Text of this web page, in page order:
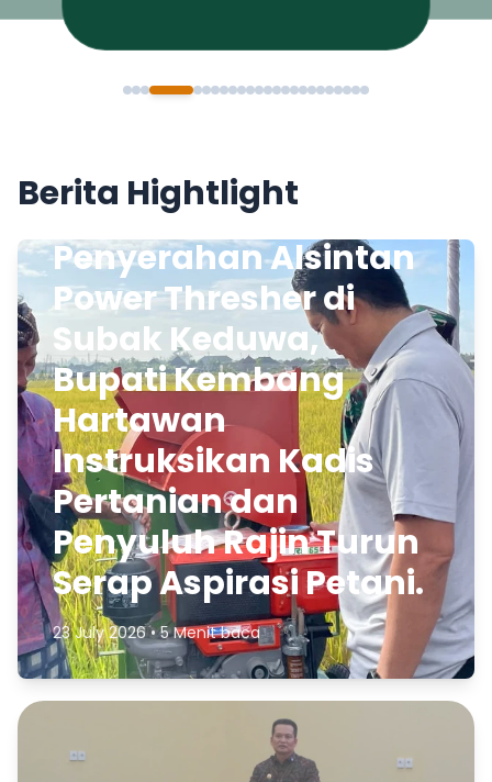
Berita Hightlight
Penyerahan Alsintan
Power Thresher di
Subak Keduwa,
Bupati Kembang
Hartawan
Instruksikan Kadis
Pertanian dan
Penyuluh Rajin Turun
Serap Aspirasi Petani.
23 July 2026 • 5 Menit baca